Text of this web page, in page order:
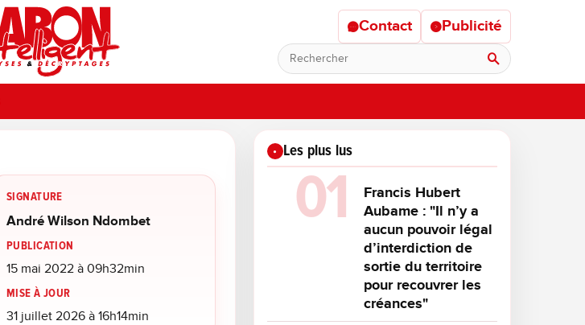
Contact Publicité
Rechercher
SIGNATURE
André Wilson Ndombet
PUBLICATION
15 mai 2022 à 09h32min
MISE À JOUR
31 juillet 2026 à 16h14min
Les plus lus
Francis Hubert
Aubame : "Il n’y a
aucun pouvoir légal
d’interdiction de
sortie du territoire
pour recouvrer les
créances"